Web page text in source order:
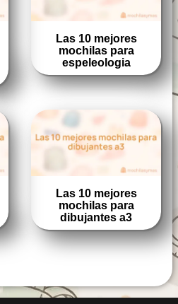
Las 10 mejores
mochilas para
espeleologia
Las 10 mejores
mochilas para
dibujantes a3